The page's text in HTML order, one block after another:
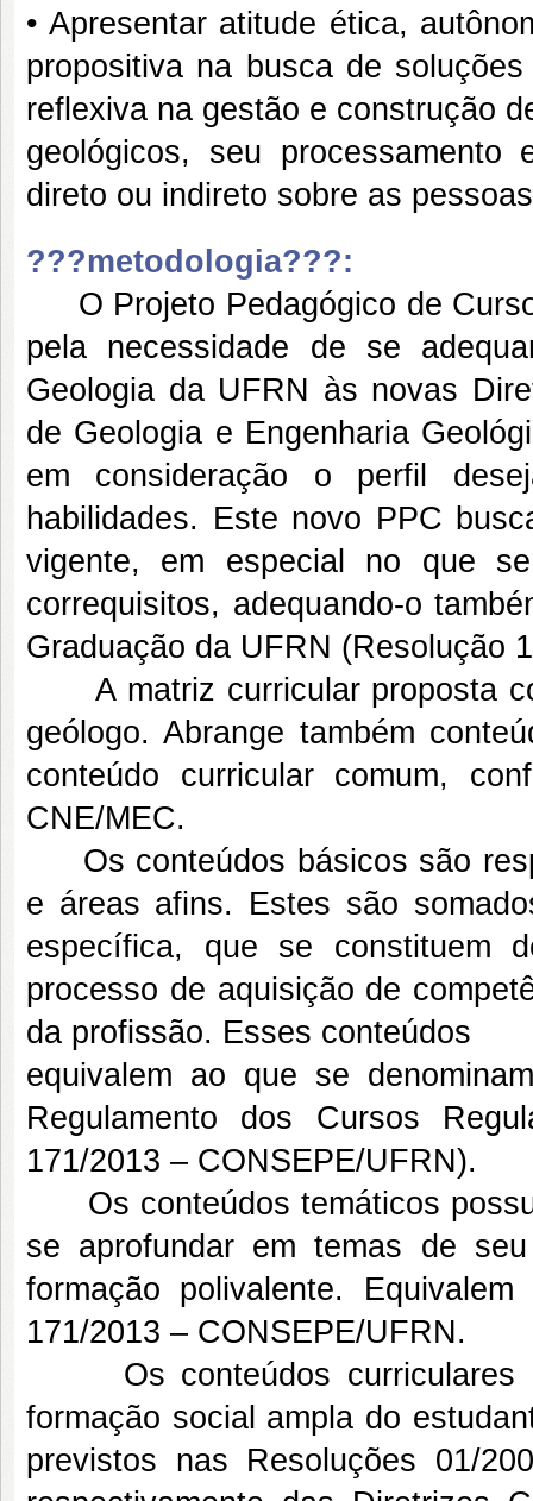
• Apresentar atitude ética,
propositiva na busca de
reflexiva na gestão e construção
geológicos, seu processamento
direto ou indireto sobre as
???metodologia???:
O Projeto Pedagógico de
pela necessidade de se
Geologia da UFRN às novas
de Geologia e Engenharia
em consideração o perfil
habilidades. Este novo PPC
vigente, em especial no que
correquisitos, adequando-o
Graduação da UFRN (Resolução
A matriz curricular proposta
geólogo. Abrange também
conteúdo curricular comum,
CNE/MEC.
Os conteúdos básicos são
e áreas afins. Estes são
específica, que se constituem
processo de aquisição de
da profissão. Esses conteúdos
equivalem ao que se
Regulamento dos Cursos
171/2013 – CONSEPE/UFRN).
Os conteúdos temáticos
se aprofundar em temas de
formação polivalente.
171/2013 – CONSEPE/UFRN.
Os conteúdos curriculares
formação social ampla do
previstos nas Resoluções 01/